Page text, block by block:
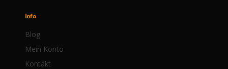
Info
Blog
Mein Konto
Kontakt